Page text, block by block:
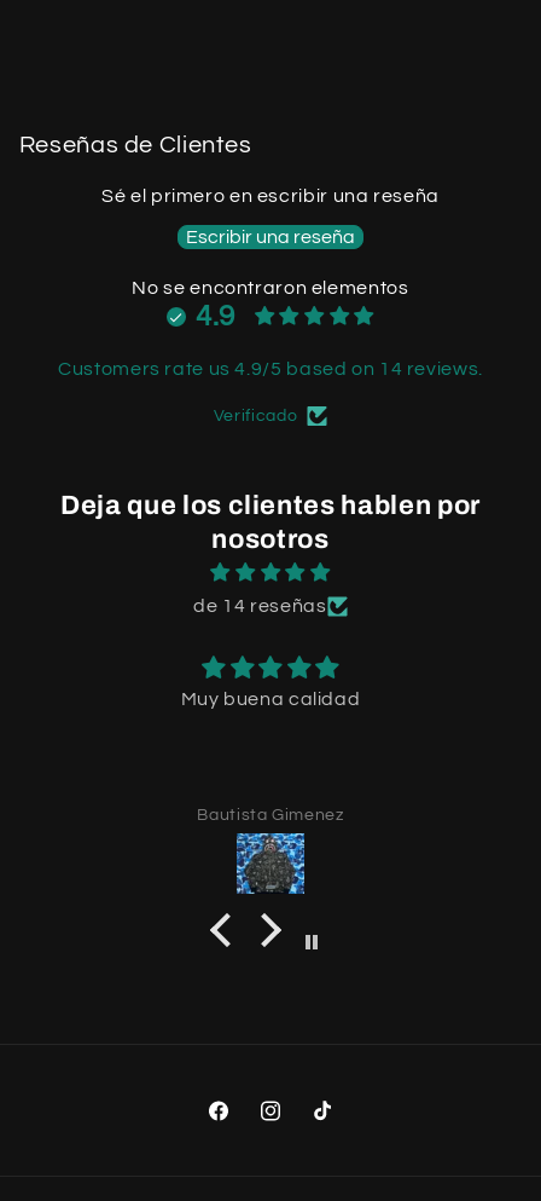
Reseñas de Clientes
Sé el primero en escribir una reseña
Escribir una reseña
No se encontraron elementos
4.9
Customers rate us 4.9/5 based on 14 reviews.
Verificado
Deja que los clientes hablen por
nosotros
de 14 reseñas
Muy buena calidad
Bautista Gimenez
FacebookInstagram
TikTok